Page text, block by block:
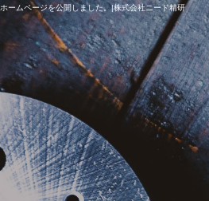
ホームページを公開しました。|株式会社ニード精研